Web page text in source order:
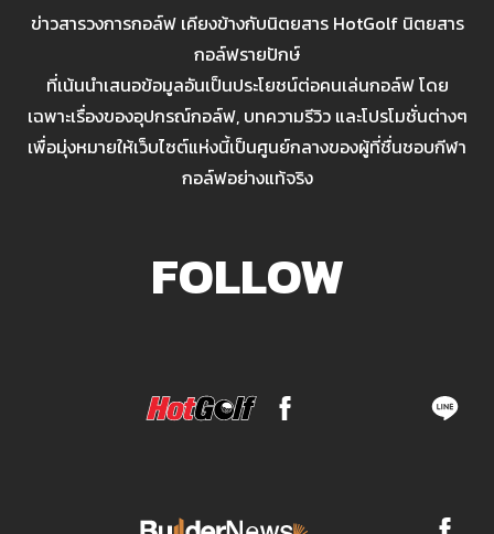
ข่าวสารวงการกอล์ฟ เคียงข้างกับนิตยสาร HotGolf นิตยสาร
กอล์ฟรายปักษ์
ที่เน้นนำเสนอข้อมูลอันเป็นประโยชน์ต่อคนเล่นกอล์ฟ โดย
เฉพาะเรื่องของอุปกรณ์กอล์ฟ, บทความรีวิว และโปรโมชั่นต่างๆ
เพื่อมุ่งหมายให้เว็บไซต์แห่งนี้เป็นศูนย์กลางของผู้ที่ชื่นชอบกีฬา
กอล์ฟอย่างแท้จริง
FOLLOW